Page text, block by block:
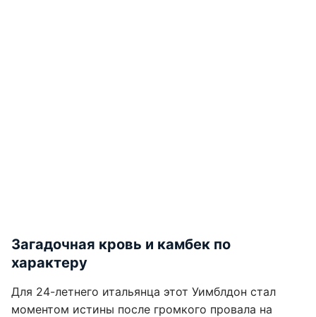
Загадочная кровь и камбек по
характеру
Для 24-летнего итальянца этот Уимблдон стал
моментом истины после громкого провала на